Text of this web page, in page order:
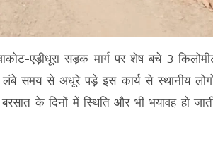
एड़ीधूरा सड़क मार्ग पर शेष बचे 3
समय से अधूरे पड़े इस कार्य से स्थानीय
के दिनों में स्थिति और भी भयावह हो